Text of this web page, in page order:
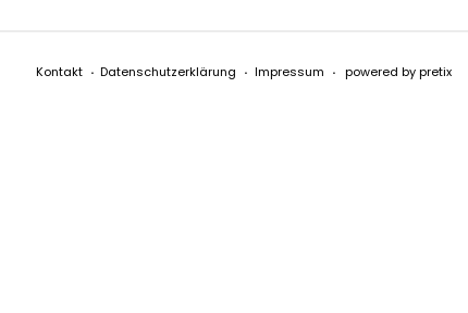
Kontakt Datenschutzerklärung Impressum powered by pretix